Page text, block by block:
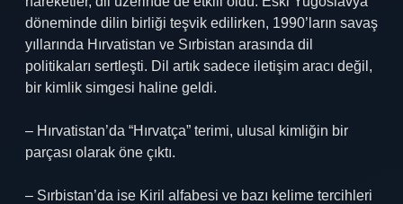
döneminde dilin birliği teşvik edilirken, 1990’ların savaş
yıllarında Hırvatistan ve Sırbistan arasında dil
politikaları sertleşti. Dil artık sadece iletişim aracı değil,
bir kimlik simgesi haline geldi.
– Hırvatistan’da “Hırvatça” terimi, ulusal kimliğin bir
parçası olarak öne çıktı.
– Sırbistan’da ise Kiril alfabesi ve bazı kelime tercihleri